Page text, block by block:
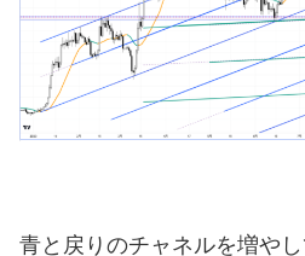
青と戻りのチャネルを増やし